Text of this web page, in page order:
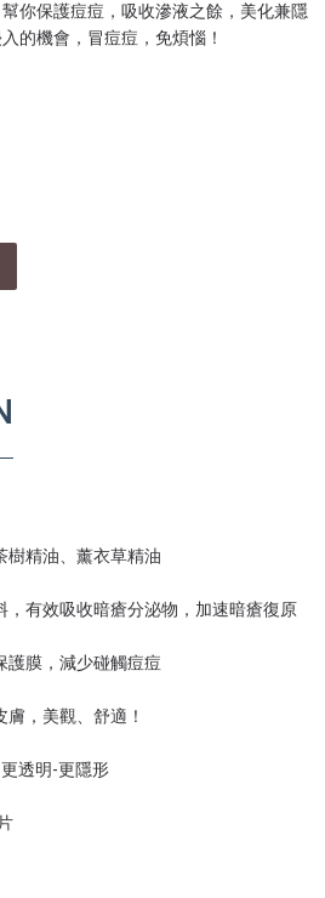
你保護痘痘，吸收滲液之餘，美化兼隱
的機會，冒痘痘，免煩惱！
樹精油、薰衣草精油
，有效吸收暗瘡分泌物，加速暗瘡復原
護膜，減少碰觸痘痘
，美觀、舒適！
透明-更隱形